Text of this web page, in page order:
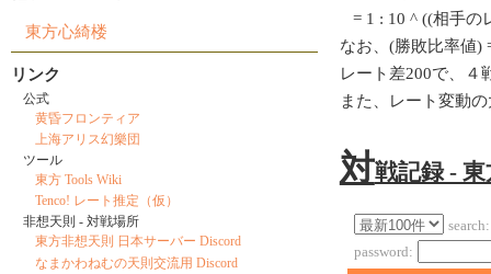
= 1 : 10 ^ ((相手の
なお、(勝敗比率値)
レート差200で、４
また、レート変動
対戦記録 -
search:
password:
東方心綺楼
リンク
公式
黄昏フロンティア
上海アリス幻樂団
ツール
東方 Tools Wiki
Tenco! レート推定（仮）
非想天則 - 対戦場所
東方非想天則 日本サーバー Discord
なまかわねむの天則交流用 Discord